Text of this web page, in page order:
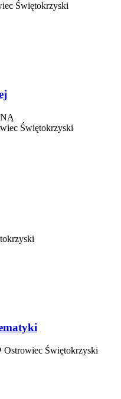
Świętokrzyski
Świętokrzyski
Ostrowiec Świętokrzyski